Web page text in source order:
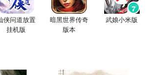
侠问道放置
挂机版
暗黑世界传奇
版本
武娘小米版